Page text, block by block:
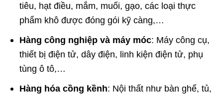
tiêu, hạt điều, mắm, muối, gạo, các loại thực
phẩm khô được đóng gói kỹ càng,…
Hàng công nghiệp và máy móc: Máy công cụ,
thiết bị điện tử, dây điện, linh kiện điện tử, phụ
tùng ô tô,…
Hàng hóa cồng kềnh: Nội thất như bàn ghế, tủ,